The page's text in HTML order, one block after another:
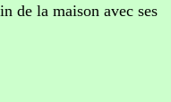
de la maison avec ses